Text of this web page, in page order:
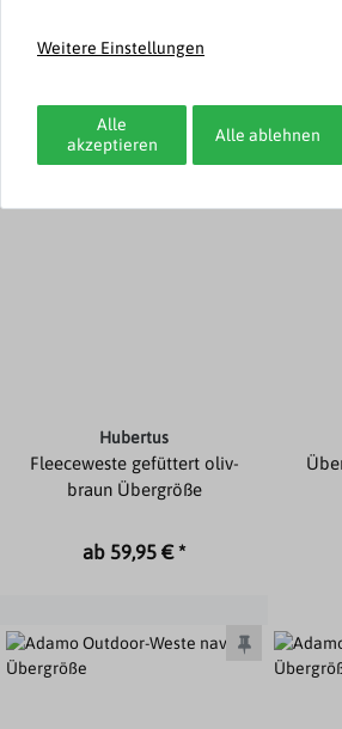
50,00 € *
Hubertus
Fleeceweste gefüttert oliv-
braun Übergröße
ab 59,95 € *
-50%
Weitere Einstellungen
Alle
akzeptieren
Alle ablehnen